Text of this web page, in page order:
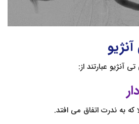
عبارتند از:
که به ندرت اتفاق می افتد.